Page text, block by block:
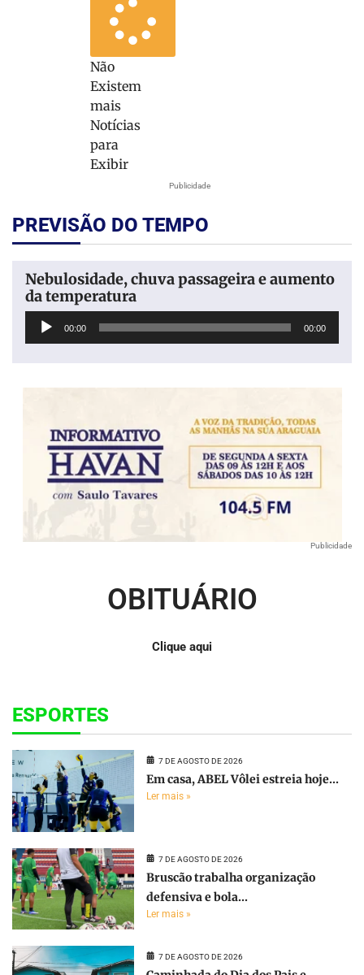
Não
Existem
mais
Notícias
para
Exibir
Publicidade
PREVISÃO DO TEMPO
Nebulosidade, chuva passageira e aumento
da temperatura
Tocador
00:00 00:00
Publicidade
OBITUÁRIO
Clique aqui
ESPORTES
7 DE AGOSTO DE 2026
Em casa, ABEL Vôlei estreia hoje...
Ler mais »
7 DE AGOSTO DE 2026
Bruscão trabalha organização
defensiva e bola...
Ler mais »
7 DE AGOSTO DE 2026